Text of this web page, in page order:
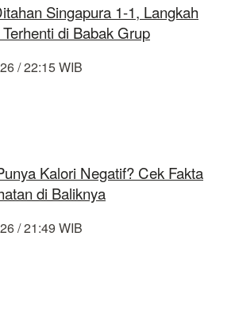
Singapura 1-1, Langkah
di Babak Grup
/ 22:15 WIB
Kalori Negatif? Cek Fakta
di Baliknya
/ 21:49 WIB